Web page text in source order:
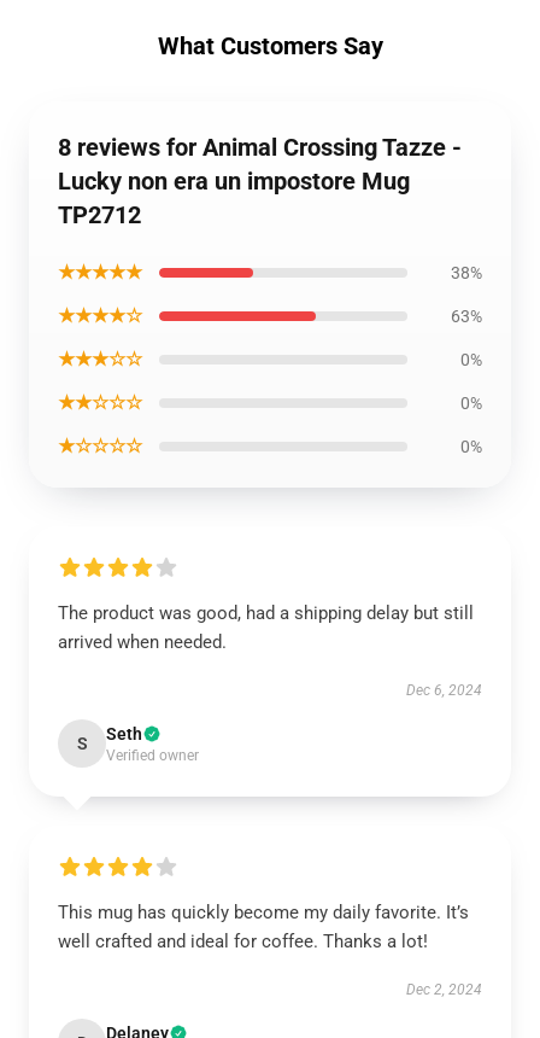
What Customers Say
8 reviews for Animal Crossing Tazze -
Lucky non era un impostore Mug
TP2712
★★★★★ 38%
★★★★☆ 63%
★★★☆☆ 0%
★★☆☆☆ 0%
★☆☆☆☆ 0%
The product was good, had a shipping delay but still
arrived when needed.
Dec 6, 2024
S Seth
Verified owner
This mug has quickly become my daily favorite. It’s
well crafted and ideal for coffee. Thanks a lot!
Dec 2, 2024
Delaney